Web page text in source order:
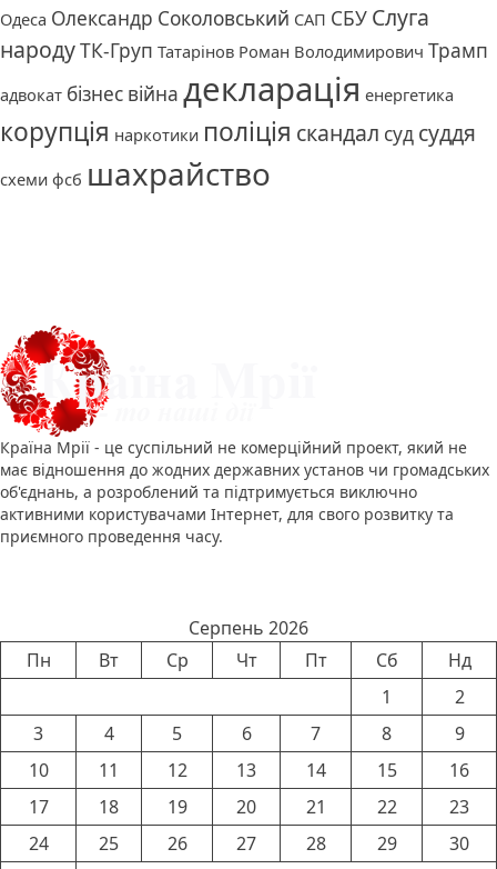
Одеса Олександр Соколовський САП СБУ Слуга
народуТК-Груп Татарінов Роман Володимирович Трамп
адвокат бізнес війна декларація енергетика
корупція наркотики поліція скандал суд суддя
схеми фсб шахрайство
Країна Мрії - це суспільний не комерційний проект, який не
має відношення до жодних державних установ чи громадських
об'єднань, а розроблений та підтримується виключно
активними користувачами Інтернет, для свого розвитку та
приємного проведення часу.
Серпень 2026
Пн
Вт Ср Чт Пт Сб
Нд
1
2
3
4 5 6 7 8
9
10
11 12 13 14 15
16
17
18 19 20 21 22
23
24
25 26 27 28 29
30